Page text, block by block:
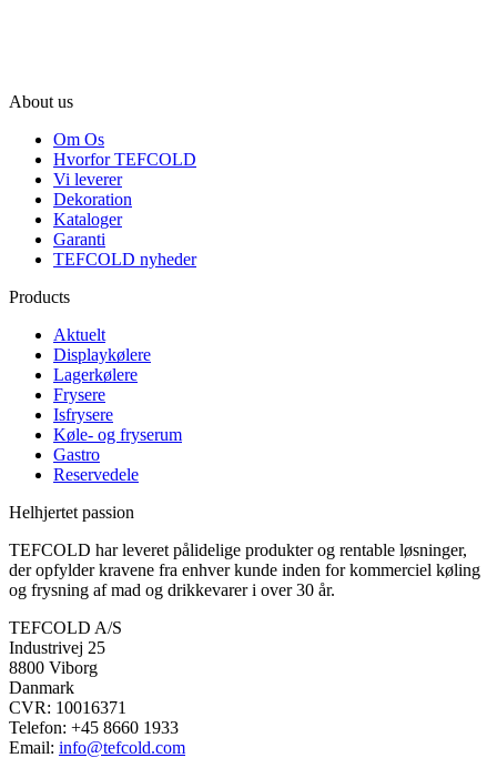
About us
Om Os
Hvorfor TEFCOLD
Vi leverer
Dekoration
Kataloger
Garanti
TEFCOLD nyheder
Products
Aktuelt
Displaykølere
Lagerkølere
Frysere
Isfrysere
Køle- og fryserum
Gastro
Reservedele
Helhjertet passion
TEFCOLD har leveret pålidelige produkter og rentable løsninger,
der opfylder kravene fra enhver kunde inden for kommerciel køling
og frysning af mad og drikkevarer i over 30 år.
TEFCOLD A/S
Industrivej 25
8800 Viborg
Danmark
CVR: 10016371
Telefon: +45 8660 1933
Email: info@tefcold.com